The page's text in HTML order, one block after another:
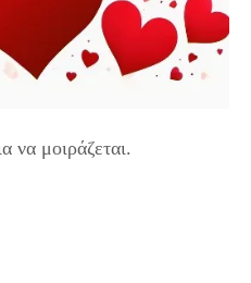
να μοιράζεται.